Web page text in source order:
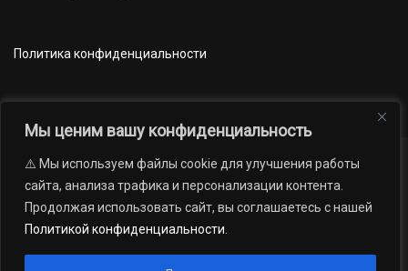
Мы ценим вашу конфиденциальность
⚠️ Мы используем файлы cookie для улучшения работы
сайта, анализа трафика и персонализации контента.
Продолжая использовать сайт, вы соглашаетесь с нашей
Политикой конфиденциальности
Политика конфиденциальности
Новости Наши проекты
Официально
АРХИВ
16+
газеты «Миасский рабочий»; Областное государственное учреждение
«Издательский дом «Губерния». Все права защищены.